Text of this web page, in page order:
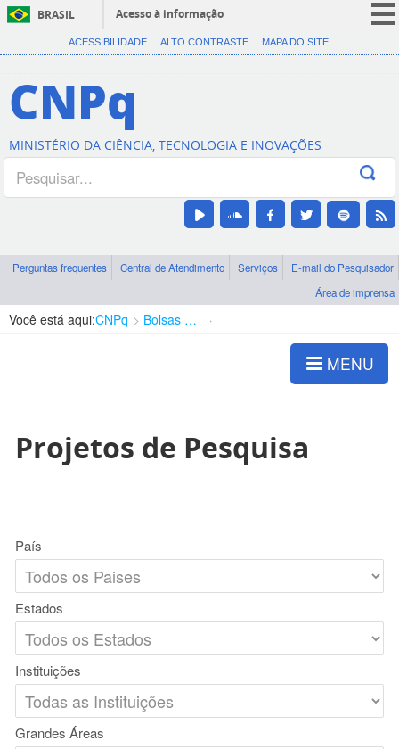
BRASIL
Acesso à informação
CORONAVÍRUS (COVID-19)
Canais
ACESSIBILIDADE ALTO CONTRASTE MAPA DO SITE
CNPq
MINISTÉRIO DA CIÊNCIA, TECNOLOGIA E INOVAÇÕES
Perguntas frequentes Central de Atendimento Serviços
E-mail do Pesquisador
Área de imprensa
Você está aqui:CNPq Bolsas e Auxílios Vigentes
MENU
Projetos de Pesquisa
País
Estados
Instituições
Grandes Áreas